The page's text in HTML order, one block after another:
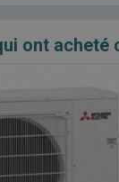
ont acheté